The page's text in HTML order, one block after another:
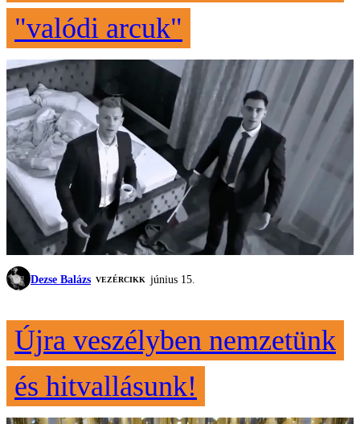
"valódi arcuk"
Dezse Balázs VEZÉRCIKK június 15.
Újra veszélyben nemzetünk
és hitvallásunk!